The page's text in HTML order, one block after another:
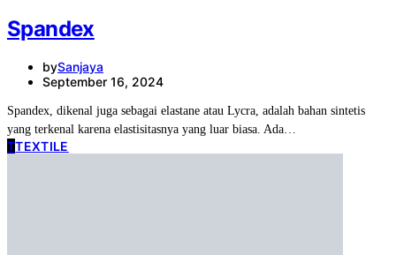
Spandex
bySanjaya
September 16, 2024
Spandex, dikenal juga sebagai elastane atau Lycra, adalah bahan sintetis
yang terkenal karena elastisitasnya yang luar biasa. Ada…
TTEXTILE